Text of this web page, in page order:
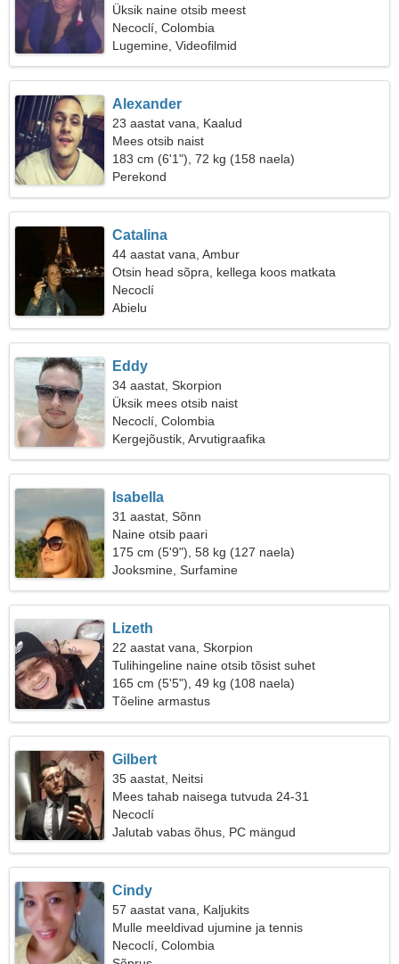
Üksik naine otsib meest
Necoclí, Colombia
Lugemine, Videofilmid
Alexander
23 aastat vana, Kaalud
Mees otsib naist
183 cm (6'1"), 72 kg (158 naela)
Perekond
Catalina
44 aastat vana, Ambur
Otsin head sõpra, kellega koos matkata
Necoclí
Abielu
Eddy
34 aastat, Skorpion
Üksik mees otsib naist
Necoclí, Colombia
Kergejõustik, Arvutigraafika
Isabella
31 aastat, Sõnn
Naine otsib paari
175 cm (5'9"), 58 kg (127 naela)
Jooksmine, Surfamine
Lizeth
22 aastat vana, Skorpion
Tulihingeline naine otsib tõsist suhet
165 cm (5'5"), 49 kg (108 naela)
Tõeline armastus
Gilbert
35 aastat, Neitsi
Mees tahab naisega tutvuda 24-31
Necoclí
Jalutab vabas õhus, PC mängud
Cindy
57 aastat vana, Kaljukits
Mulle meeldivad ujumine ja tennis
Necoclí, Colombia